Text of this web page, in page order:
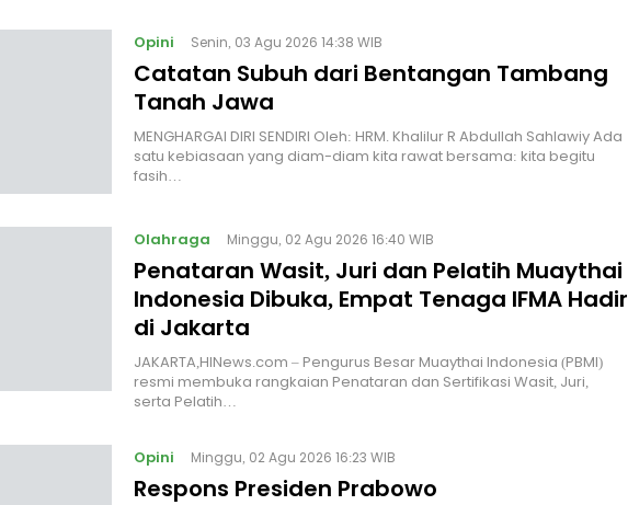
Opini Senin, 03 Agu 2026 14:38 WIB
Catatan Subuh dari Bentangan Tambang
Tanah Jawa
MENGHARGAI DIRI SENDIRI Oleh: HRM. Khalilur R Abdullah Sahlawiy Ada
satu kebiasaan yang diam-diam kita rawat bersama: kita begitu
fasih…
Olahraga Minggu, 02 Agu 2026 16:40 WIB
Penataran Wasit, Juri dan Pelatih Muaythai
Indonesia Dibuka, Empat Tenaga IFMA Hadir
di Jakarta
JAKARTA,HINews.com – Pengurus Besar Muaythai Indonesia (PBMI)
resmi membuka rangkaian Penataran dan Sertifikasi Wasit, Juri,
serta Pelatih…
Opini Minggu, 02 Agu 2026 16:23 WIB
Respons Presiden Prabowo